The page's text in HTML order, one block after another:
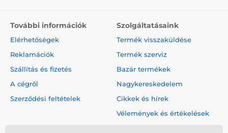
További információk
Elérhetőségek
Reklamációk
Szállítás és fizetés
A cégről
Szerződési feltételek
Szolgáltatásaink
Termék visszaküldése
Termék szerviz
Bazár termékek
Nagykereskedelem
Cikkek és hírek
Vélemények és értékelések